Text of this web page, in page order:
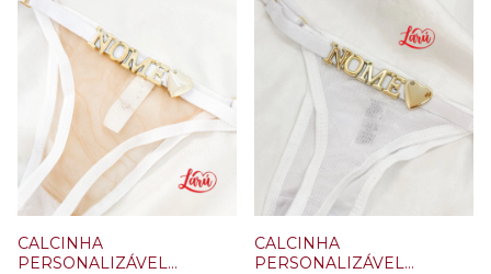
CALCINHA
PERSONALIZÁVEL
CALCINHA
PERSONALIZÁVEL